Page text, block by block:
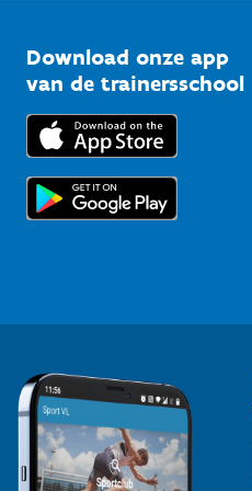
Bedrijven
Trainers en begeleiders
Topsporters
Vlaamse Trainersschool
Kennisplatform
Downloads
Voor de pers
Download onze app
van de trainersschool